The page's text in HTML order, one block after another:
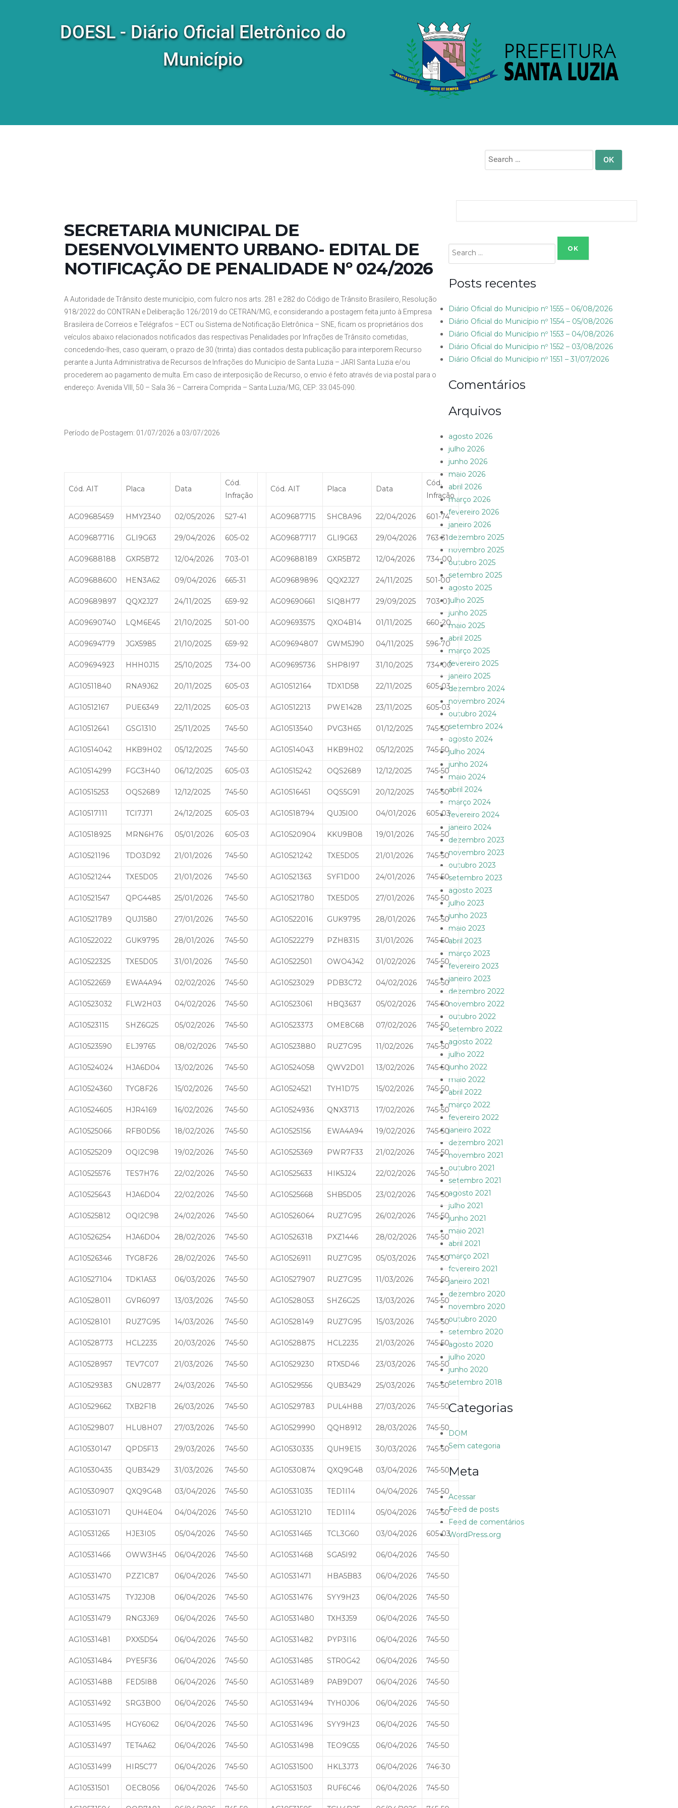
DOESL - Diário Oficial Eletrônico do
Município
Search
for:
SECRETARIA MUNICIPAL DE
DESENVOLVIMENTO URBANO- EDITAL DE
NOTIFICAÇÃO DE PENALIDADE Nº 024/2026
A Autoridade de Trânsito deste município, com fulcro nos arts. 281 e 282 do Código de Trânsito Brasileiro, Resolução
918/2022 do CONTRAN e Deliberação 126/2019 do CETRAN/MG, e considerando a postagem feita junto à Empresa
Brasileira de Correios e Telégrafos – ECT ou Sistema de Notificação Eletrônica – SNE, ficam os proprietários dos
veículos abaixo relacionados notificados das respectivas Penalidades por Infrações de Trânsito cometidas,
concedendo-lhes, caso queiram, o prazo de 30 (trinta) dias contados desta publicação para interporem Recurso
perante a Junta Administrativa de Recursos de Infrações do Município de Santa Luzia – JARI Santa Luzia e/ou
procederem ao pagamento de multa. Em caso de interposição de Recurso, o envio é feito através de via postal para o
endereço: Avenida VIII, 50 – Sala 36 – Carreira Comprida – Santa Luzia/MG, CEP: 33.045-090.
Período de Postagem: 01/07/2026 a 03/07/2026
Cód. AIT Placa Data
Cód.
Infração
Cód. AIT Placa Data
Cód.
Infração
AG09685459 HMY2340 02/05/2026 527-41 AG09687715 SHC8A96 22/04/2026 601-74
AG09687716 GLI9G63 29/04/2026 605-02 AG09687717 GLI9G63 29/04/2026 763-31
AG09688188 GXR5B72 12/04/2026 703-01 AG09688189 GXR5B72 12/04/2026 734-00
AG09688600 HEN3A62 09/04/2026 665-31 AG09689896 QQX2J27 24/11/2025 501-00
AG09689897 QQX2J27 24/11/2025 659-92 AG09690661 SIQ8H77 29/09/2025 703-01
AG09690740 LQM6E45 21/10/2025 501-00 AG09693575 QXO4B14 01/11/2025 660-20
AG09694779 JGX5985 21/10/2025 659-92 AG09694807 GWM5J90 04/11/2025 596-70
AG09694923 HHH0J15 25/10/2025 734-00 AG09695736 SHP8I97 31/10/2025 734-00
AG10511840 RNA9J62 20/11/2025 605-03 AG10512164 TDX1D58 22/11/2025 605-03
AG10512167 PUE6349 22/11/2025 605-03 AG10512213 PWE1428 23/11/2025 605-03
AG10512641 GSG1310 25/11/2025 745-50 AG10513540 PVG3H65 01/12/2025 745-50
AG10514042 HKB9H02 05/12/2025 745-50 AG10514043 HKB9H02 05/12/2025 745-50
AG10514299 FGC3H40 06/12/2025 605-03 AG10515242 OQS2689 12/12/2025 745-50
AG10515253 OQS2689 12/12/2025 745-50 AG10516451 OQS5G91 20/12/2025 745-50
AG10517111 TCI7J71 24/12/2025 605-03 AG10518794 QUJ5I00 04/01/2026 605-03
AG10518925 MRN6H76 05/01/2026 605-03 AG10520904 KKU9B08 19/01/2026 745-50
AG10521196 TDO3D92 21/01/2026 745-50 AG10521242 TXE5D05 21/01/2026 745-50
AG10521244 TXE5D05 21/01/2026 745-50 AG10521363 SYF1D00 24/01/2026 745-50
AG10521547 QPG4485 25/01/2026 745-50 AG10521780 TXE5D05 27/01/2026 745-50
AG10521789 QUJ1580 27/01/2026 745-50 AG10522016 GUK9795 28/01/2026 745-50
AG10522022 GUK9795 28/01/2026 745-50 AG10522279 PZH8315 31/01/2026 745-50
AG10522325 TXE5D05 31/01/2026 745-50 AG10522501 OWO4J42 01/02/2026 745-50
AG10522659 EWA4A94 02/02/2026 745-50 AG10523029 PDB3C72 04/02/2026 745-50
AG10523032 FLW2H03 04/02/2026 745-50 AG10523061 HBQ3637 05/02/2026 745-50
AG10523115 SHZ6G25 05/02/2026 745-50 AG10523373 OME8C68 07/02/2026 745-50
AG10523590 ELJ9765 08/02/2026 745-50 AG10523880 RUZ7G95 11/02/2026 745-50
AG10524024 HJA6D04 13/02/2026 745-50 AG10524058 QWV2D01 13/02/2026 745-50
AG10524360 TYG8F26 15/02/2026 745-50 AG10524521 TYH1D75 15/02/2026 745-50
AG10524605 HJR4169 16/02/2026 745-50 AG10524936 QNX3713 17/02/2026 745-50
AG10525066 RFB0D56 18/02/2026 745-50 AG10525156 EWA4A94 19/02/2026 745-50
AG10525209 OQI2C98 19/02/2026 745-50 AG10525369 PWR7F33 21/02/2026 745-50
AG10525576 TES7H76 22/02/2026 745-50 AG10525633 HIK5J24 22/02/2026 745-50
AG10525643 HJA6D04 22/02/2026 745-50 AG10525668 SHB5D05 23/02/2026 745-50
AG10525812 OQI2C98 24/02/2026 745-50 AG10526064 RUZ7G95 26/02/2026 745-50
AG10526254 HJA6D04 28/02/2026 745-50 AG10526318 PXZ1446 28/02/2026 745-50
AG10526346 TYG8F26 28/02/2026 745-50 AG10526911 RUZ7G95 05/03/2026 745-50
AG10527104 TDK1A53 06/03/2026 745-50 AG10527907 RUZ7G95 11/03/2026 745-50
AG10528011 GVR6097 13/03/2026 745-50 AG10528053 SHZ6G25 13/03/2026 745-50
AG10528101 RUZ7G95 14/03/2026 745-50 AG10528149 RUZ7G95 15/03/2026 745-50
AG10528773 HCL2235 20/03/2026 745-50 AG10528875 HCL2235 21/03/2026 745-50
AG10528957 TEV7C07 21/03/2026 745-50 AG10529230 RTX5D46 23/03/2026 745-50
AG10529383 GNU2877 24/03/2026 745-50 AG10529556 QUB3429 25/03/2026 745-50
AG10529662 TXB2F18 26/03/2026 745-50 AG10529783 PUL4H88 27/03/2026 745-50
AG10529807 HLU8H07 27/03/2026 745-50 AG10529990 QQH8912 28/03/2026 745-50
AG10530147 QPD5F13 29/03/2026 745-50 AG10530335 QUH9E15 30/03/2026 745-50
AG10530435 QUB3429 31/03/2026 745-50 AG10530874 QXQ9G48 03/04/2026 745-50
AG10530907 QXQ9G48 03/04/2026 745-50 AG10531035 TED1I14 04/04/2026 745-50
AG10531071 QUH4E04 04/04/2026 745-50 AG10531210 TED1I14 05/04/2026 745-50
AG10531265 HJE3I05 05/04/2026 745-50 AG10531465 TCL3G60 03/04/2026 605-03
AG10531466 OWW3H45 06/04/2026 745-50 AG10531468 SGA5I92 06/04/2026 745-50
AG10531470 PZZ1C87 06/04/2026 745-50 AG10531471 HBA5B83 06/04/2026 745-50
AG10531475 TYJ2J08 06/04/2026 745-50 AG10531476 SYY9H23 06/04/2026 745-50
AG10531479 RNG3J69 06/04/2026 745-50 AG10531480 TXH3J59 06/04/2026 745-50
AG10531481 PXX5D54 06/04/2026 745-50 AG10531482 PYP3I16 06/04/2026 745-50
AG10531484 PYE5F36 06/04/2026 745-50 AG10531485 STR0G42 06/04/2026 745-50
AG10531488 FED5I88 06/04/2026 745-50 AG10531489 PAB9D07 06/04/2026 745-50
AG10531492 SRG3B00 06/04/2026 745-50 AG10531494 TYH0J06 06/04/2026 745-50
AG10531495 HGY6062 06/04/2026 745-50 AG10531496 SYY9H23 06/04/2026 745-50
AG10531497 TET4A62 06/04/2026 745-50 AG10531498 TEO9G55 06/04/2026 745-50
AG10531499 HIR5C77 06/04/2026 745-50 AG10531500 HKL3J73 06/04/2026 746-30
AG10531501 OEC8056 06/04/2026 745-50 AG10531503 RUF6C46 06/04/2026 745-50
Search
for:
Posts recentes
Diário Oficial do Município nº 1555 – 06/08/2026
Diário Oficial do Município nº 1554 – 05/08/2026
Diário Oficial do Município nº 1553 – 04/08/2026
Diário Oficial do Município nº 1552 – 03/08/2026
Diário Oficial do Município nº 1551 – 31/07/2026
Comentários
Arquivos
agosto 2026
julho 2026
junho 2026
maio 2026
abril 2026
março 2026
fevereiro 2026
janeiro 2026
dezembro 2025
novembro 2025
outubro 2025
setembro 2025
agosto 2025
julho 2025
junho 2025
maio 2025
abril 2025
março 2025
fevereiro 2025
janeiro 2025
dezembro 2024
novembro 2024
outubro 2024
setembro 2024
agosto 2024
julho 2024
junho 2024
maio 2024
abril 2024
março 2024
fevereiro 2024
janeiro 2024
dezembro 2023
novembro 2023
outubro 2023
setembro 2023
agosto 2023
julho 2023
junho 2023
maio 2023
abril 2023
março 2023
fevereiro 2023
janeiro 2023
dezembro 2022
novembro 2022
outubro 2022
setembro 2022
agosto 2022
julho 2022
junho 2022
maio 2022
abril 2022
março 2022
fevereiro 2022
janeiro 2022
dezembro 2021
novembro 2021
outubro 2021
setembro 2021
agosto 2021
julho 2021
junho 2021
maio 2021
abril 2021
março 2021
fevereiro 2021
janeiro 2021
dezembro 2020
novembro 2020
outubro 2020
setembro 2020
agosto 2020
julho 2020
junho 2020
setembro 2018
Categorias
DOM
Sem categoria
Meta
Acessar
Feed de posts
Feed de comentários
WordPress.org